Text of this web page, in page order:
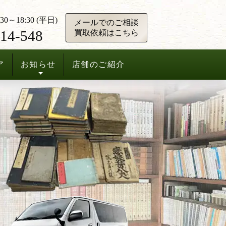
お知らせ 店舗のご紹介
～18:30 (平日)
548
メールでのご相談
買取依頼はこちら